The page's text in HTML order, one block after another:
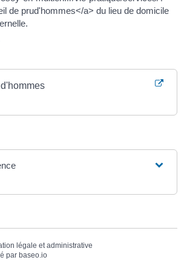
de prud'hommes</a> du lieu de domicile
légale et administrative
par baseo.io